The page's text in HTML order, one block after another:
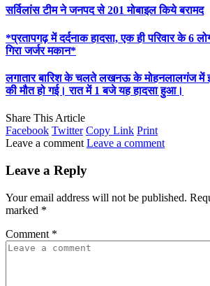
सर्विलांस टीम ने जनपद से 201 मोबाइल किये बरामद
*प्रतापगढ़ में दर्दनाक हादसा, एक ही परिवार के 6
गिरा जर्जर मकान*
लगातार बारिश के चलते लखनऊ के मोहनलालगंज में
की मौत हो गई। रात में 1 बजे यह हादसा हुआ।
Share This Article
Facebook Twitter Copy Link Print
Leave a comment Leave a comment
Leave a Reply
Your email address will not be published.
marked *
Comment *